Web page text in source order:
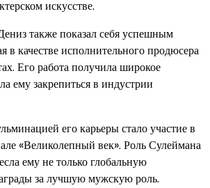
искусстве.
также показал себя успешным
в качестве исполнительного продюсера
Его работа получила широкое
ему закрепиться в индустрии
его карьеры стало участие в
«Великолепный век». Роль Сулеймана
ему не только глобальную
за лучшую мужскую роль.